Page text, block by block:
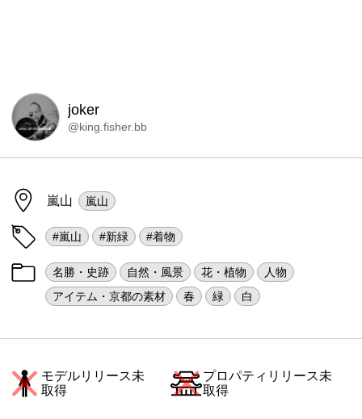
joker
@king.fisher.bb
嵐山 嵐山
#嵐山 #新緑 #着物
名勝・史跡 自然・風景 花・植物
人物
アイテム・京都の素材
春 緑 白
モデルリリース未
取得
プロパティリリース未
取得